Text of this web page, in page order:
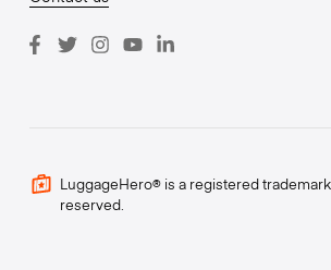
LuggageHero® is a registered
reserved.